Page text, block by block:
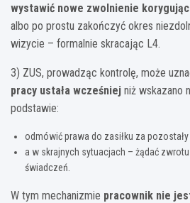
wystawić nowe zwolnienie
albo po prostu zakończyć okres
wizycie – formalnie skracając L4.
3) ZUS, prowadząc kontrolę, może
pracy ustała wcześniej niż wskazano
podstawie:
odmówić prawa do zasiłku za
a w skrajnych sytuacjach – żądać
świadczeń.
W tym mechanizmie pracownik nie